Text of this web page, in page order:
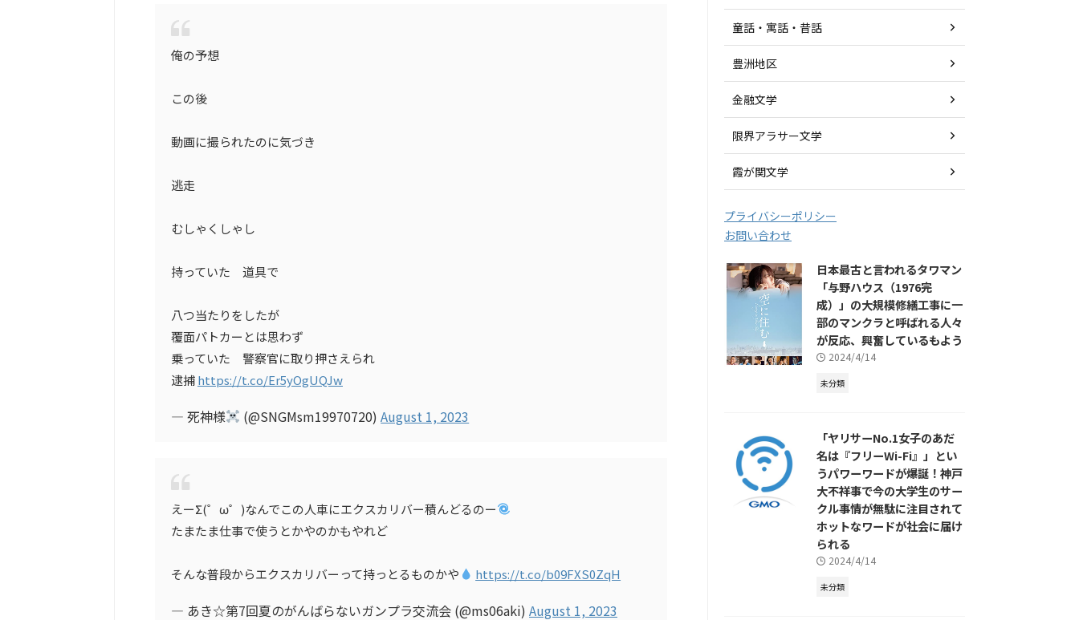
俺の予想
この後
動画に撮られたのに気づき
逃走
むしゃくしゃし
持っていた 道具で
八つ当たりをしたが
覆面パトカーとは思わず
乗っていた 警察官に取り押さえられ
逮捕https://t.co/Er5yOgUQJw
— 死神様 (@SNGMsm19970720)August 1, 2023
えーΣ(゜ω゜)なんでこの人車にエクスカリバー積んどるのー
たまたま仕事で使うとかやのかもやれど
そんな普段からエクスカリバーって持っとるものかや https://t.co/b09FXS0ZqH
— あき☆第7回夏のがんばらないガンプラ交流会 (@ms06aki) August 1, 2023
童話・寓話・昔話
豊洲地区
金融文学
限界アラサー文学
霞が関文学
プライバシーポリシー
お問い合わせ
日本最古と言われるタワマン
「与野ハウス（1976完
成）」の大規模修繕工事に一
部のマンクラと呼ばれる人々
が反応、興奮しているもよう
2024/4/14
未分類
「ヤリサーNo.1女子のあだ
名は『フリーWi-Fi』」とい
うパワーワードが爆誕！神戸
大不祥事で今の大学生のサー
クル事情が無駄に注目されて
ホットなワードが社会に届け
られる
2024/4/14
未分類